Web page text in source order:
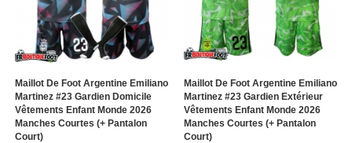
Maillot De Foot Argentine Emiliano
Martinez #23 Gardien Domicile
Vêtements Enfant Monde 2026
Manches Courtes (+ Pantalon
Court)
Maillot De Foot Argentine Emiliano
Martinez #23 Gardien Extérieur
Vêtements Enfant Monde 2026
Manches Courtes (+ Pantalon
Court)